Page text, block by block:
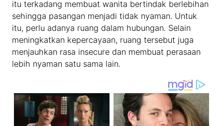
itu terkadang membuat wanita bertindak berlebihan
sehingga pasangan menjadi tidak nyaman. Untuk
itu, perlu adanya ruang dalam hubungan. Selain
meningkatkan kepercayaan, ruang tersebut juga
menjauhkan rasa insecure dan membuat perasaan
lebih nyaman satu sama lain.